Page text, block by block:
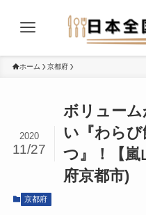
ホーム 京都府
ボリュー
い『わら
つ』！【嵐
府京都市)
2020
11/27
京都府